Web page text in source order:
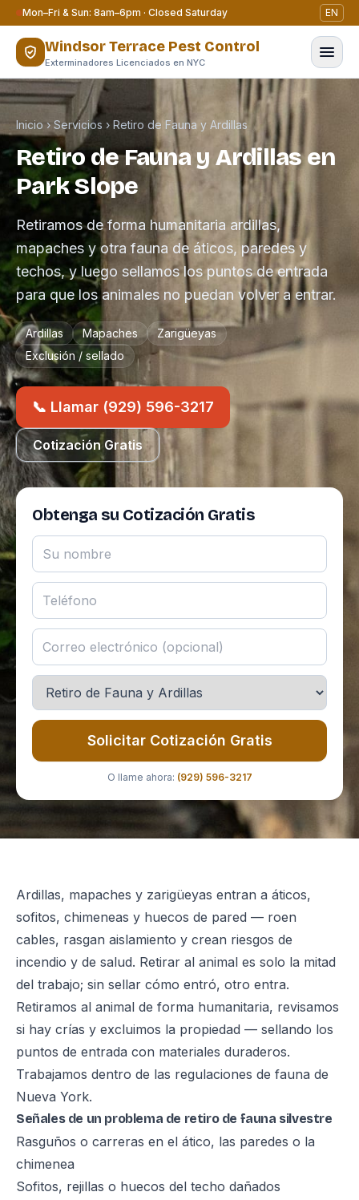
Saltar al contenido
Mon–Fri & Sun: 8am–6pm · Closed Saturday EN
Windsor Terrace Pest Control
Exterminadores Licenciados en NYC
Inicio › Servicios › Retiro de Fauna y Ardillas
Retiro de Fauna y Ardillas en
Park Slope
Retiramos de forma humanitaria ardillas,
mapaches y otra fauna de áticos, paredes y
techos, y luego sellamos los puntos de entrada
para que los animales no puedan volver a entrar.
Ardillas Mapaches
Zarigüeyas
Exclusión / sellado
📞 Llamar (929) 596-3217
Cotización Gratis
Obtenga su Cotización Gratis
Solicitar Cotización Gratis
O llame ahora: (929) 596-3217
Ardillas, mapaches y zarigüeyas entran a áticos,
sofitos, chimeneas y huecos de pared — roen
cables, rasgan aislamiento y crean riesgos de
incendio y de salud. Retirar al animal es solo la mitad
del trabajo; sin sellar cómo entró, otro entra.
Retiramos al animal de forma humanitaria, revisamos
si hay crías y excluimos la propiedad — sellando los
puntos de entrada con materiales duraderos.
Trabajamos dentro de las regulaciones de fauna de
Nueva York.
Señales de un problema de retiro de fauna silvestre
Rasguños o carreras en el ático, las paredes o la
chimenea
Sofitos, rejillas o huecos del techo dañados